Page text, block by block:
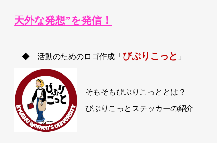
天外な発想”を発信！
◆ 活動のためのロゴ作成「 びぶりこっと 」
そもそもびぶりこっととは？
びぶりこっとステッカーの紹介